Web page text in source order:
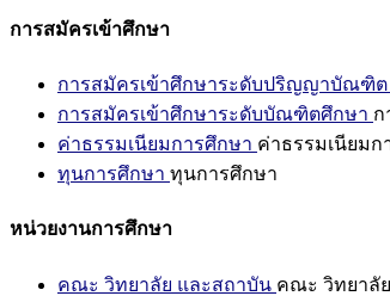
การสมัครเข้าศึกษา
การสมัครเข้าศึกษาระดับปริญญาบัณฑิต
การสมัครเข้าศึกษาระดับบัณฑิตศึกษา ก
ค่าธรรมเนียมการศึกษา ค่าธรรมเนียมก
ทุนการศึกษา ทุนการศึกษา
หน่วยงานการศึกษา
คณะ วิทยาลัย และสถาบัน คณะ วิทยาลั